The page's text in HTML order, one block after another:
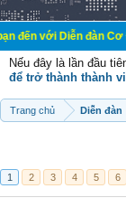
đàn Cơ Điện -
Nếu đây là lần đầu
để trở thành thành
Trang chủ Diễn đàn
1 2 3 4 5 6